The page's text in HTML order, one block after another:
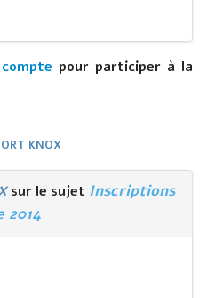
pour participer à la
KNOX
sur le sujet Inscriptions
2014